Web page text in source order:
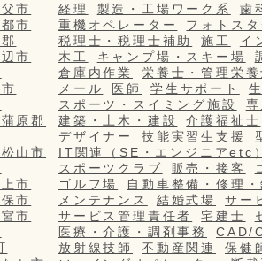
市
市
市
原郡
山市
市
市
市
経理
製造・工場ワーク系 歯
重機オペレーター
フォトスタ
税理士・税理士補助
施工 イ
木工
キャンプ場・スキー場
倉庫内作業
栄養士・管理栄養
メール
医師 学生サポート
スポーツ・スイミング施設
建築・土木・建設
介護福祉士
デザイナー
技能実習生支援
IT関連（SE・エンジニアetc）
スポーツクラブ
販売・接客
ゴルフ場
自動車整備・修理
メンテナンス
結婚式場 サー
サービス管理責任者
宅建士
医療・介護・調剤事務
CAD/
放射線技師
不動産関連 保健